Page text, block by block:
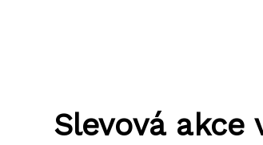
Slevová